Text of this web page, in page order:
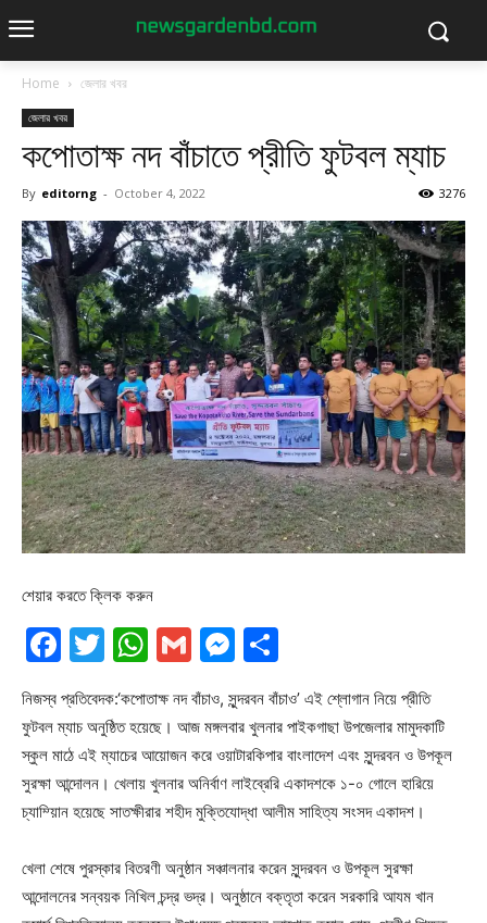
Home জেলার খবর
জেলার খবর
কপোতাক্ষ নদ বাঁচাতে প্রীতি ফুটবল ম্যাচ
By editorng - October 4, 2022 3276
শেয়ার করতে ক্লিক করুন
Facebook
Twitter
WhatsApp
GmailMessenger
নিজস্ব প্রতিবেদক:‘কপোতাক্ষ নদ বাঁচাও, সুন্দরবন বাঁচাও’ এই শ্লোগান নিয়ে প্রীতি
ফুটবল ম্যাচ অনুষ্ঠিত হয়েছে। আজ মঙ্গলবার খুলনার পাইকগাছা উপজেলার মামুদকাটি
স্কুল মাঠে এই ম্যাচের আয়োজন করে ওয়াটারকিপার বাংলাদেশ এবং সুন্দরবন ও উপকূল
সুরক্ষা আন্দোলন। খেলায় খুলনার অনির্বাণ লাইব্রেরি একাদশকে ১-০ গোলে হারিয়ে
চ্যাম্য়িান হয়েছে সাতক্ষীরার শহীদ মুক্তিযোদ্ধা আলীম সাহিত্য সংসদ একাদশ।
খেলা শেষে পুরস্কার বিতরণী অনুষ্ঠান সঞ্চালনার করেন সুন্দরবন ও উপকূল সুরক্ষা
আন্দোলনের সন্বয়ক নিখিল চন্দ্র ভদ্র। অনুষ্ঠানে বক্তৃতা করেন সরকারি আযম খান